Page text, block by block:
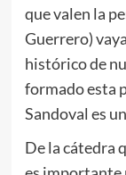
que valen la
Guerrero)
histórico de
formado esta
Sandoval es
De la cátedra